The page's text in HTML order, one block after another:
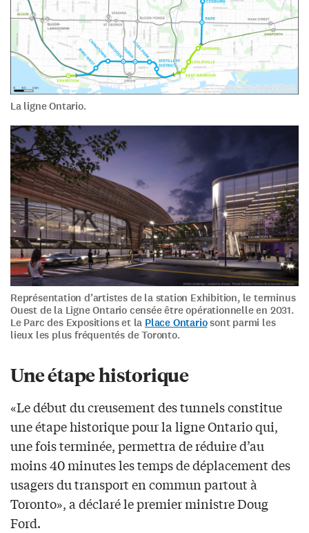
La ligne Ontario.
Représentation d’artistes de la station Exhibition, le terminus
Ouest de la Ligne Ontario censée être opérationnelle en 2031.
Le Parc des Expositions et la Place Ontariosont parmi les
lieux les plus fréquentés de Toronto.
Une étape historique
«Le début du creusement des tunnels constitue
une étape historique pour la ligne Ontario qui,
une fois terminée, permettra de réduire d’au
moins 40 minutes les temps de déplacement des
usagers du transport en commun partout à
Toronto», a déclaré le premier ministre Doug
Ford.